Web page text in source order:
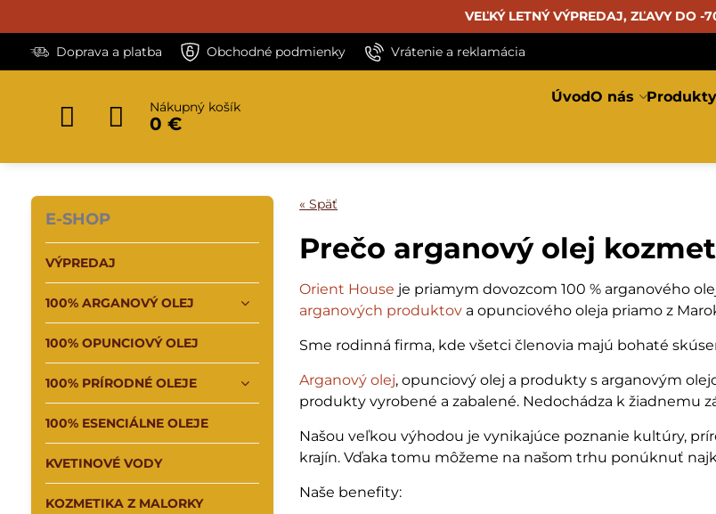
VEĽKÝ LETNÝ VÝPREDAJ, ZĽAVY DO -
Doprava a platba Obchodné podmienky Vrátenie a reklamácia
Nákupný košík
0 €
ÚvodO nás Produkty
« Späť
Prečo arganový olej
Orient House je priamym dovozcom 100 % arganového
arganových produktov a opunciového oleja priamo z
Sme rodinná firma, kde všetci členovia majú bohaté
Arganový olej, opunciový olej a produkty s arganovým
produkty vyrobené a zabalené. Nedochádza k žiadnemu
Našou veľkou výhodou je vynikajúce poznanie kultúry,
krajín. Vďaka tomu môžeme na našom trhu ponúknuť
Naše benefity:
E-SHOP
VÝPREDAJ
100% ARGANOVÝ OLEJ
100% OPUNCIOVÝ OLEJ
100% PRÍRODNÉ OLEJE
100% ESENCIÁLNE OLEJE
KVETINOVÉ VODY
KOZMETIKA Z MALORKY